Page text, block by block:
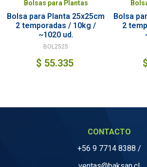
Bolsas para Plantas
Bolsa para Planta 25x25cm
2 temporadas / 10kg /
~1020 ud.
BOL2525
$ 55.335
Bolsa
2
CONTACTO
+56 9 7714 8388 /